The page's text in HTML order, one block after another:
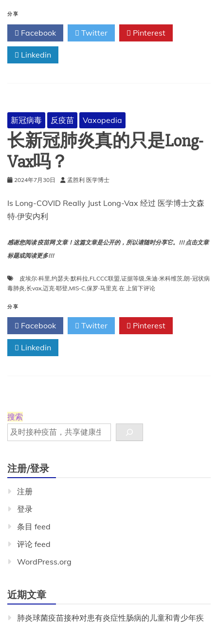
欢
迎
的
反
疫
苗
分享
Facebook Twitter Pinterest
Linkedin
新冠病毒 反疫苗 Vaxopedia
长新冠肺炎真的只是Long-
Vax吗？
2024年7月30日 孟胜利 医学博士
Is Long-COVID Really Just Long-Vax 经过 医学博士文森
特·伊安内利
感谢您阅读 疫苗网 文章！这篇文章是公开的，所以请随时分享它。!!! 点击文章
标题或阅读更多!!!
皮埃尔·科里,约瑟夫·默科拉,FLCCC联盟,证据等级,朱迪·米科维茨,朗-冠状病
毒肺炎,长vax,迈克·耶登,MIS-C,保罗·马里克 在 长
肺
炎
真
上留下评论
分享
Facebook Twitter Pinterest
Linkedin
搜索
注册/登录
注册
登录
条目 feed
评论 feed
WordPress.org
近期文章
肺炎球菌疫苗接种对患有炎症性肠病的儿童和青少年疾